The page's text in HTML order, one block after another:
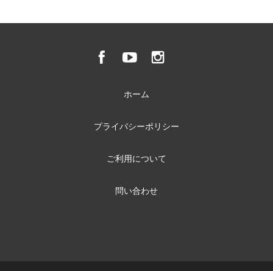
ホーム
プライバシーポリシー
ご利用について
問い合わせ